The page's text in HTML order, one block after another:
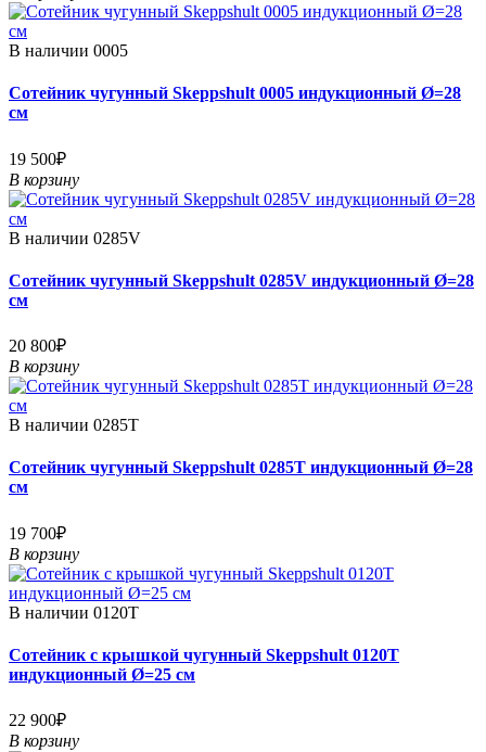
В наличии 0005
Сотейник чугунный Skeppshult 0005 индукционный Ø=28
см
19 500₽
В корзину
В наличии 0285V
Сотейник чугунный Skeppshult 0285V индукционный Ø=28
см
20 800₽
В корзину
В наличии 0285T
Сотейник чугунный Skeppshult 0285T индукционный Ø=28
см
19 700₽
В корзину
В наличии 0120T
Сотейник с крышкой чугунный Skeppshult 0120T
индукционный Ø=25 см
22 900₽
В корзину